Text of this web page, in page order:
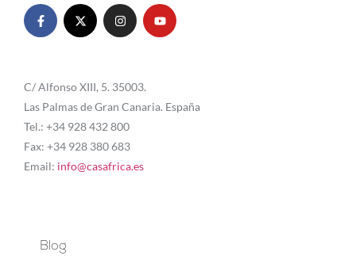
C/ Alfonso XIII, 5. 35003.
Las Palmas de Gran Canaria. España
Tel.: +34 928 432 800
Fax: +34 928 380 683
Email: info@casafrica.es
Blog